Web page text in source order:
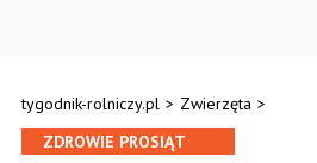
tygodnik-rolniczy.pl > Zwierzęta >
ZDROWIE PROSIĄT